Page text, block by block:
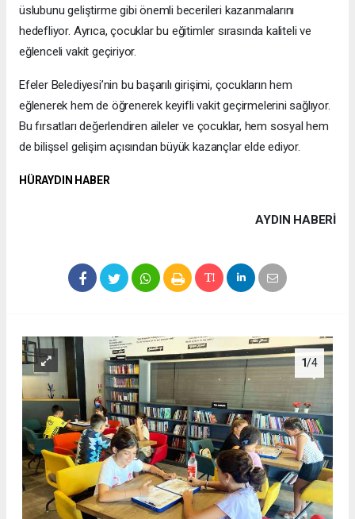
üslubunu geliştirme gibi önemli becerileri kazanmalarını
hedefliyor. Ayrıca, çocuklar bu eğitimler sırasında kaliteli ve
eğlenceli vakit geçiriyor.
Efeler Belediyesi’nin bu başarılı girişimi, çocukların hem
eğlenerek hem de öğrenerek keyifli vakit geçirmelerini sağlıyor.
Bu fırsatları değerlendiren aileler ve çocuklar, hem sosyal hem
de bilişsel gelişim açısından büyük kazançlar elde ediyor.
HÜRAYDIN HABER
AYDIN HABERİ
1/4